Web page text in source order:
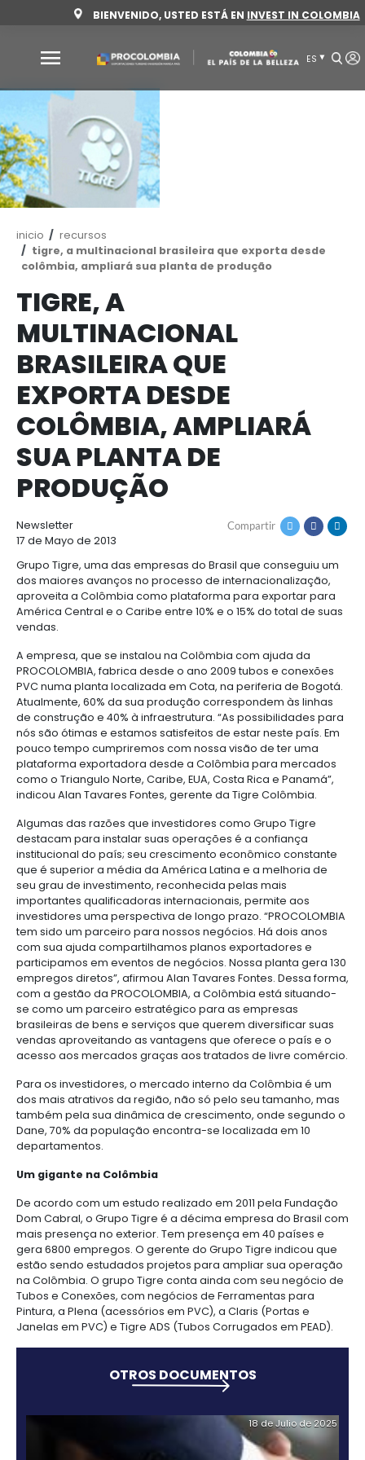
al
contenido
principal
BIENVENIDO, USTED ESTÁ ENINVEST
qué
Colombia
Sectores
para
invertir
Sectores
para
invertir
Agroindustria
y
alimentos
Agroindustria
alimentos
Alimentos
procesados
Cacao
y
derivados
Forestal
Frutas
verduras
Energía
Energía
Energía
renovable
Hidrógeno
verde
Salud
y
ciencias
Salud
y
ciencias
Cosméticos
y
cuidado
Infraestructura
Infraestructura
Agua
y
saneamiento
Infraestructura
social
Manufacturas
Manufacturas
Aeronáutica
Astilleros
Automotriz
Materiales
de
construcción
Tecnología
y
creatividad
Tecnología
y
creatividad
Audiovisual
Centros
de
servicios
compartidos
Data
centers
Outsourcing
de
-
BPO
Software
&
TI
Otros
sectores
Otros
sectores
Agroquímicos
Infraestructura
en
turismo
Logística
y
textiles
Cómo
invertir
Cómo
invertir
1.
Régimen
general
la
inversión
extranjera
2.
corporativo
3.
Cumplimiento
y
gobierno
corporativo
4.
Derecho
laboral
y
migratorio
5.
Relaciones
con
el
estado
6.
Propiedad
intelectual
7.
Impuestos,
aduanas
y
comercio
exterior
Régimen
francas
Recursos
Recursos
Acompañamiento
Buscador
de
oportunidades
Buscador
oportunidades
Inversionista
Empresario
colombiano
Directorio
servicios
Recursos
de
información
Mapa
de
proyectos
por
región
Oportunidades
de
Inversión
Regional
Contacto
Ruta
de
navegación
inicio
recursos
tigre, a multinacional brasileira que exporta
colômbia, ampliará sua planta de produção
TIGRE, A
MULTINACIONAL
BRASILEIRA QUE
EXPORTA DESDE
COLÔMBIA,
SUA PLANTA DE
PRODUÇÃO
Newsletter Compartir
17 de Mayo de 2013
Grupo Tigre, uma das empresas do Brasil que
dos maiores avanços no processo de
aproveita a Colômbia como plataforma para
América Central e o Caribe entre 10% e o 15% do
vendas.
A empresa, que se instalou na Colômbia com
PROCOLOMBIA, fabrica desde o ano 2009 tubos e
PVC numa planta localizada em Cota, na periferia
Atualmente, 60% da sua produção correspondem
de construção e 40% à infraestrutura. “As
nós são ótimas e estamos satisfeitos de estar
pouco tempo cumpriremos com nossa visão de
plataforma exportadora desde a Colômbia para
como o Triangulo Norte, Caribe, EUA, Costa Rica e
indicou Alan Tavares Fontes, gerente da Tigre
Algumas das razões que investidores como Grupo
destacam para instalar suas operações é a
que é superior a média da América Latina e a
seu grau de investimento, reconhecida pelas mais
importantes qualificadoras internacionais, permite
investidores uma perspectiva de longo prazo.
com sua ajuda compartilhamos planos
participamos em eventos de negócios. Nossa
empregos diretos”, afirmou Alan Tavares Fontes.
com a gestão da PROCOLOMBIA, a Colômbia está
se como um parceiro estratégico para as
brasileiras de bens e serviços que querem
vendas aproveitando as vantagens que oferece o
acesso aos mercados graças aos tratados de
dos mais atrativos da região, não só pelo seu
também pela sua dinâmica de crescimento, onde
Dane, 70% da população encontra-se localizada